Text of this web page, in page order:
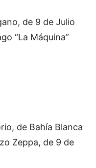
de 9 de Julio
“La Máquina”
de Bahía Blanca
Zeppa, de 9 de